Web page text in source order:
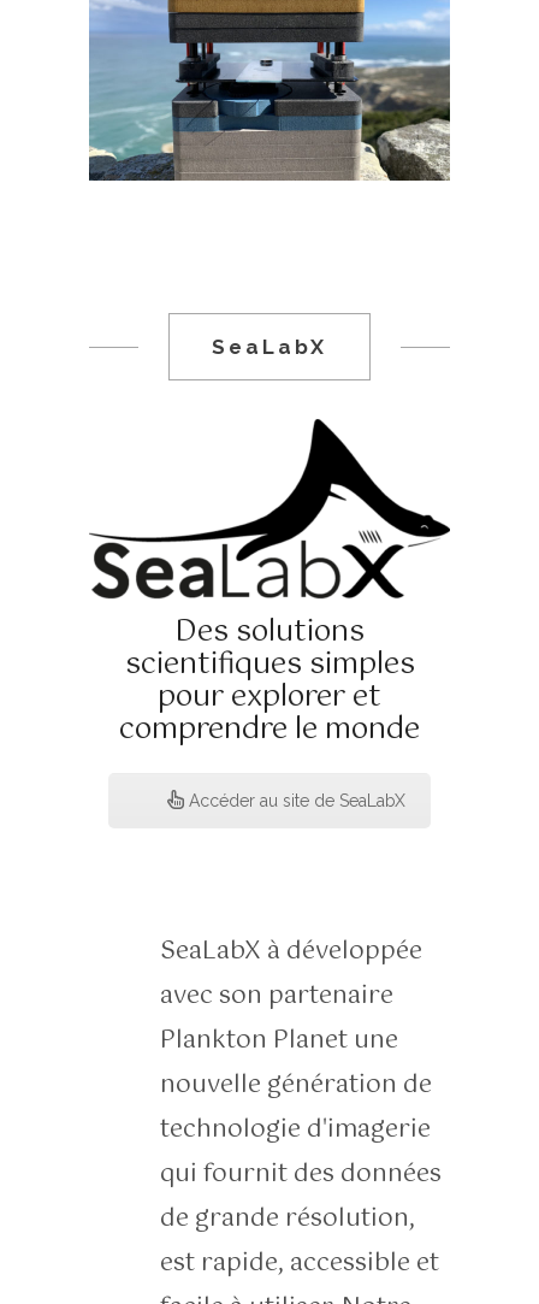
SeaLabX
Des solutions
scientifiques simples
pour explorer et
comprendre le monde
Accéder au site de SeaLabX
SeaLabX à développée
avec son partenaire
Plankton Planet une
nouvelle génération de
technologie d'imagerie
qui fournit des données
de grande résolution,
est rapide, accessible et